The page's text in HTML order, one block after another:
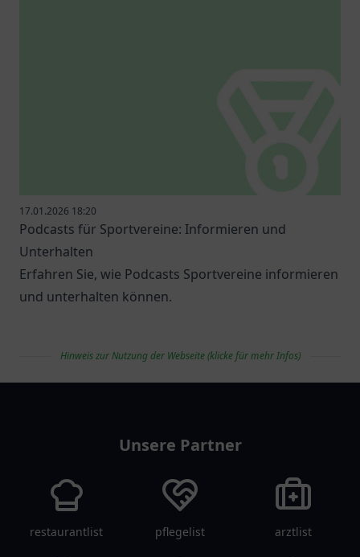
17.01.2026 18:20
Podcasts für Sportvereine: Informieren und
Unterhalten
Erfahren Sie, wie Podcasts Sportvereine informieren
und unterhalten können.
Hinweis zur Nutzung der Webseite (klicke für mehr Infos)
Unsere Partner
restaurantlist pflegelist arztlist